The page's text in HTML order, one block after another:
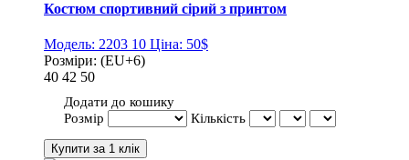
Костюм спортивний сірий з принтом
Модель: 2203 10 Ціна: 50$
Розміри: (EU+6)
40 42 50
Додати до кошику
Розмір
Кількість